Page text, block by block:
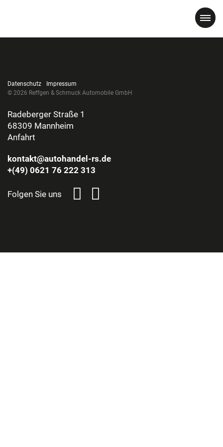
Datenschutz
Impressum
© 2026 Reffgen & Schmuck Automobile GmbH
Radeberger Straße 1
68309 Mannheim
Anfahrt
kontakt@autohandel-rs.de
+(49) 0621 76 222 313
Folgen Sie uns